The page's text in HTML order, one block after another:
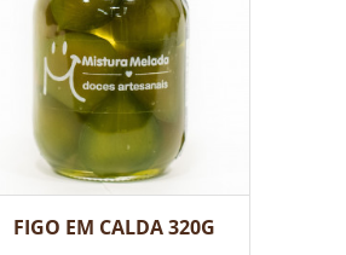
FIGO EM CALDA 320G